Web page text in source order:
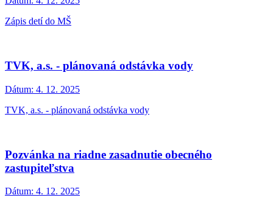
Zápis detí do MŠ
TVK, a.s. - plánovaná odstávka vody
Dátum: 4. 12. 2025
TVK, a.s. - plánovaná odstávka vody
Pozvánka na riadne zasadnutie obecného
zastupiteľstva
Dátum: 4. 12. 2025